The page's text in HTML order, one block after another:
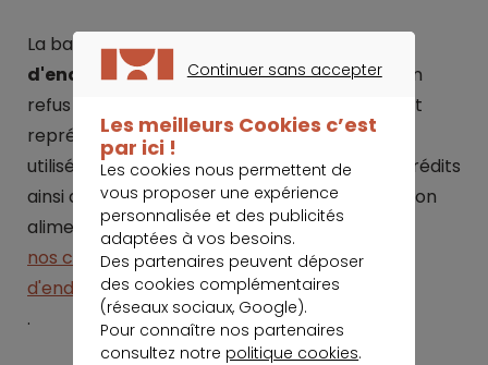
La banque calculera également votre
d'endettement, qui entraînera également un
refus s'il est trop élevé. Le taux d'endettement
représente la proportion de votre salaire net
utilisée pour rembourser l'ensemble de vos crédits
ainsi que d'autres charges (comme une pension
alimentaire). Lisez
nos conseils pour réduire votre taux
d'endettement
.
Continuer sans accepter
Les meilleurs Cookies c’est
par ici !
Les cookies nous permettent de
vous proposer une expérience
personnalisée et des publicités
adaptées à vos besoins.
Des partenaires peuvent déposer
des cookies complémentaires
(réseaux sociaux, Google).
Pour connaître nos partenaires
consultez notre politique cookies.